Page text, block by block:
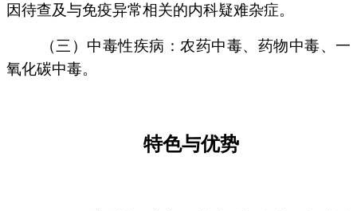
因待查及与免疫异常相关的内科疑难杂症。
（三）中毒性疾病：农药中毒、药物中毒、一
氧化碳中毒。
特色与优势